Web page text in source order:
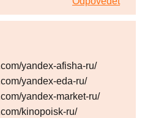
yandex-afisha-ru/
yandex-eda-ru/
yandex-market-ru/
kinopoisk-ru/